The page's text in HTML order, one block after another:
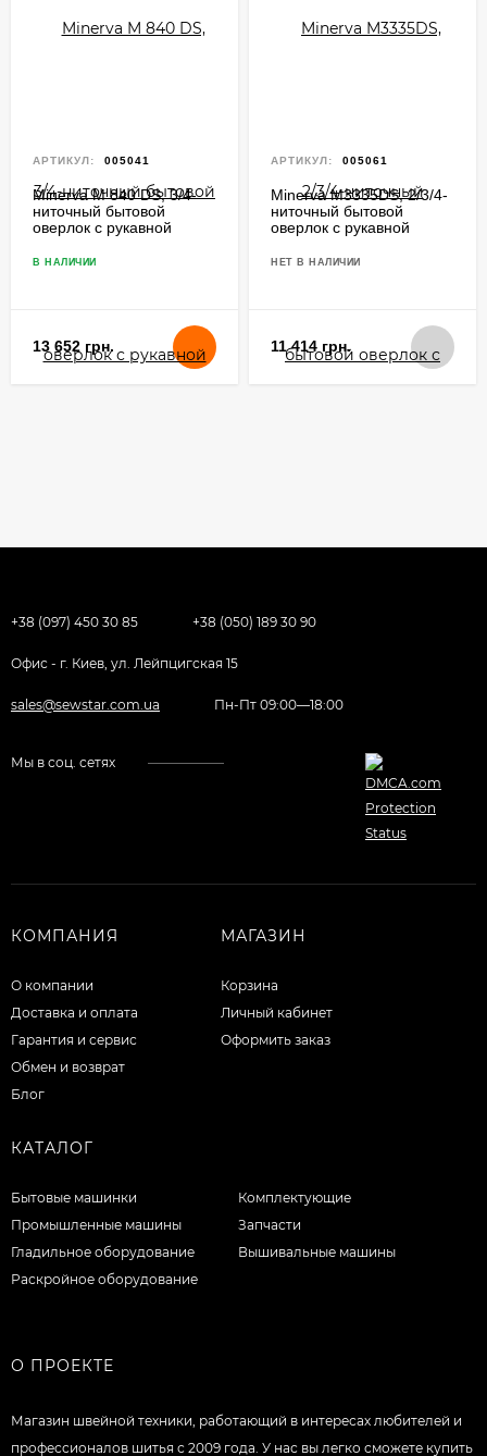
АРТИКУЛ: 005041
Minerva M 840 DS, 3/4-
ниточный бытовой
оверлок с рукавной
В НАЛИЧИИ
13 652 грн.
АРТИКУЛ: 005061
Minerva M3335DS, 2/3/4-
ниточный бытовой
оверлок с рукавной
НЕТ В НАЛИЧИИ
11 414 грн.
+38 (097) 450 30 85 +38 (050) 189 30 90
Офис - г. Киев, ул. Лейпцигская 15
sales@sewstar.com.ua Пн-Пт 09:00—18:00
Мы в соц. сетях
КОМПАНИЯ
О компании
Доставка и оплата
Гарантия и сервис
Обмен и возврат
Блог
МАГАЗИН
Корзина
Личный кабинет
Оформить заказ
КАТАЛОГ
Бытовые машинки
Промышленные машины
Гладильное оборудование
Раскройное оборудование
Комплектующие
Запчасти
Вышивальные машины
О ПРОЕКТЕ
Магазин швейной техники, работающий в интересах любителей и
профессионалов шитья с 2009 года. У нас вы легко сможете купить